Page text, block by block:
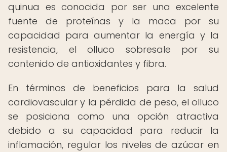
quinua es conocida por ser una excelente
fuente de proteínas y la maca por su
capacidad para aumentar la energía y la
resistencia, el olluco sobresale por su
contenido de antioxidantes y fibra.
En términos de beneficios para la salud
cardiovascular y la pérdida de peso, el olluco
se posiciona como una opción atractiva
debido a su capacidad para reducir la
inflamación, regular los niveles de azúcar en